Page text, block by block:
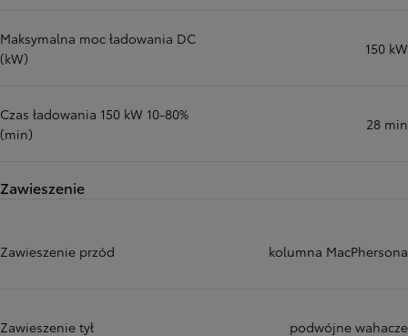
Maksymalna moc ładowania DC
(kW)
150 kW
Czas ładowania 150 kW 10-80%
(min)
28 min
Zawieszenie
Zawieszenie przód kolumna MacPhersona
Zawieszenie tył podwójne wahacze